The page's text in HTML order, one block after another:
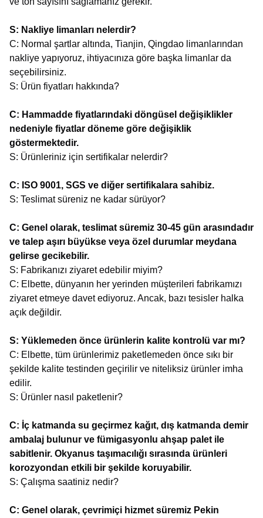
S: Nakliye limanları nelerdir?
C: Normal şartlar altında, Tianjin, Qingdao limanlarından
nakliye yapıyoruz, ihtiyacınıza göre başka limanlar da
seçebilirsiniz.
S: Ürün fiyatları hakkında?
C: Hammadde fiyatlarındaki döngüsel değişiklikler
nedeniyle fiyatlar döneme göre değişiklik
göstermektedir.
S: Ürünleriniz için sertifikalar nelerdir?
C: ISO 9001, SGS ve diğer sertifikalara sahibiz.
S: Teslimat süreniz ne kadar sürüyor?
C: Genel olarak, teslimat süremiz 30-45 gün arasındadır
ve talep aşırı büyükse veya özel durumlar meydana
gelirse gecikebilir.
S: Fabrikanızı ziyaret edebilir miyim?
C: Elbette, dünyanın her yerinden müşterileri fabrikamızı
ziyaret etmeye davet ediyoruz. Ancak, bazı tesisler halka
açık değildir.
S: Yüklemeden önce ürünlerin kalite kontrolü var mı?
C: Elbette, tüm ürünlerimiz paketlemeden önce sıkı bir
şekilde kalite testinden geçirilir ve niteliksiz ürünler imha
edilir.
S: Ürünler nasıl paketlenir?
C: İç katmanda su geçirmez kağıt, dış katmanda demir
ambalaj bulunur ve fümigasyonlu ahşap palet ile
sabitlenir. Okyanus taşımacılığı sırasında ürünleri
korozyondan etkili bir şekilde koruyabilir.
S: Çalışma saatiniz nedir?
C: Genel olarak, çevrimiçi hizmet süremiz Pekin